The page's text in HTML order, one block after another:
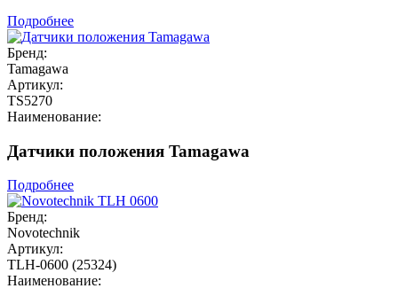
Подробнее
Бренд:
Tamagawa
Артикул:
TS5270
Наименование:
Датчики положения Tamagawa
Подробнее
Бренд:
Novotechnik
Артикул:
TLH-0600 (25324)
Наименование: